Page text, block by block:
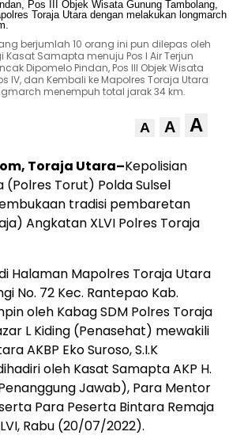
berjumlah 10 orang ini pun dilepas oleh
Samapta menuju Pos I Air Terjun
Dipomelo Pindan, Pos III Objek Wisata
IV, dan Kembali ke Mapolres Toraja Utara
menempuh total jarak 34 km.
A A A
Toraja Utara–Kepolisian
(Polres Torut) Polda Sulsel
tradisi pembaretan
Angkatan XLVI Polres Toraja
Halaman Mapolres Toraja Utara
No. 72 Kec. Rantepao Kab.
oleh Kabag SDM Polres Toraja
L Kiding (Penasehat) mewakili
AKBP Eko Suroso, S.I.K
oleh Kasat Samapta AKP H.
Jawab), Para Mentor
Para Peserta Bintara Remaja
Rabu (20/07/2022).